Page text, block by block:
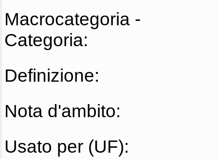
Macrocategoria -
Categoria:
Definizione:
Nota d'ambito:
Usato per (UF):